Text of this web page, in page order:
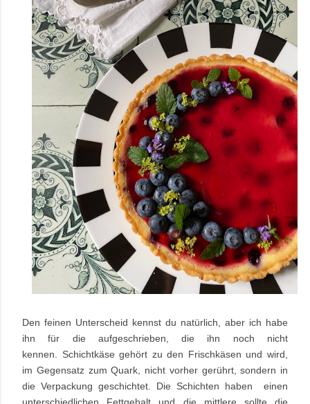
Den feinen Unterscheid kennst du natürlich, aber ich habe
ihn für die aufgeschrieben, die ihn noch nicht
kennen. Schichtkäse gehört zu den Frischkäsen und wird,
im Gegensatz zum Quark, nicht vorher gerührt, sondern in
die Verpackung geschichtet. Die Schichten haben einen